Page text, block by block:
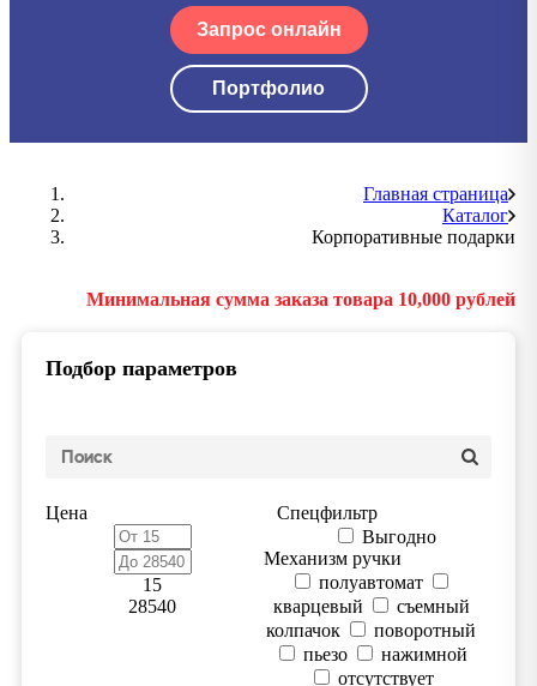
Запрос онлайн
Портфолио
Главная страница
Каталог
Корпоративные подарки
Минимальная сумма заказа товара 10,000 рублей
Подбор параметров
Цена
15
28540
Спецфильтр
Выгодно
Механизм ручки
полуавтомат
кварцевый
съемный
колпачок
поворотный
пьезо
нажимной
отсутствует